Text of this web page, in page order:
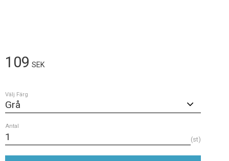
109 SEK
Välj Färg
Antal
st